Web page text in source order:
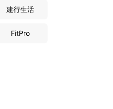
建行生活
FitPro